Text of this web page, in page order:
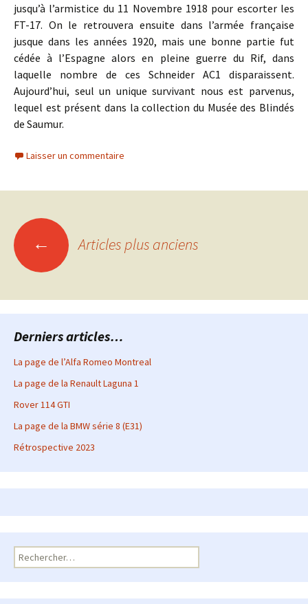
jusqu’à l’armistice du 11 Novembre 1918 pour escorter les
FT-17. On le retrouvera ensuite dans l’armée française
jusque dans les années 1920, mais une bonne partie fut
cédée à l’Espagne alors en pleine guerre du Rif, dans
laquelle nombre de ces Schneider AC1 disparaissent.
Aujourd’hui, seul un unique survivant nous est parvenus,
lequel est présent dans la collection du Musée des Blindés
de Saumur.
Laisser un commentaire
Navigation
des
articles
← Articles plus anciens
Derniers articles…
La page de l’Alfa Romeo Montreal
La page de la Renault Laguna 1
Rover 114 GTI
La page de la BMW série 8 (E31)
Rétrospective 2023
Rechercher :